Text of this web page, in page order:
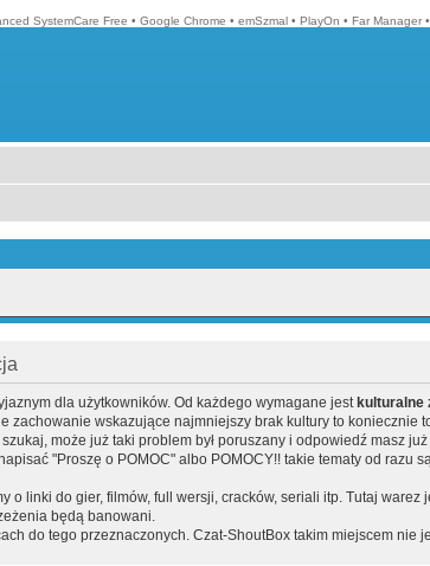
SystemCare Free • Google Chrome • emSzmal • PlayOn • Far Manager •
dla użytkowników. Od każdego wymagane jest kulturalne
zachowanie wskazujące najmniejszy brak kultury to koniecznie
może już taki problem był poruszany i odpowiedź masz
"Proszę o POMOC" albo POMOCY!! takie tematy od
o linki do gier, filmów, full wersji, cracków, seriali itp. Tutaj warez
będą banowani.
do tego przeznaczonych. Czat-ShoutBox takim miejscem nie